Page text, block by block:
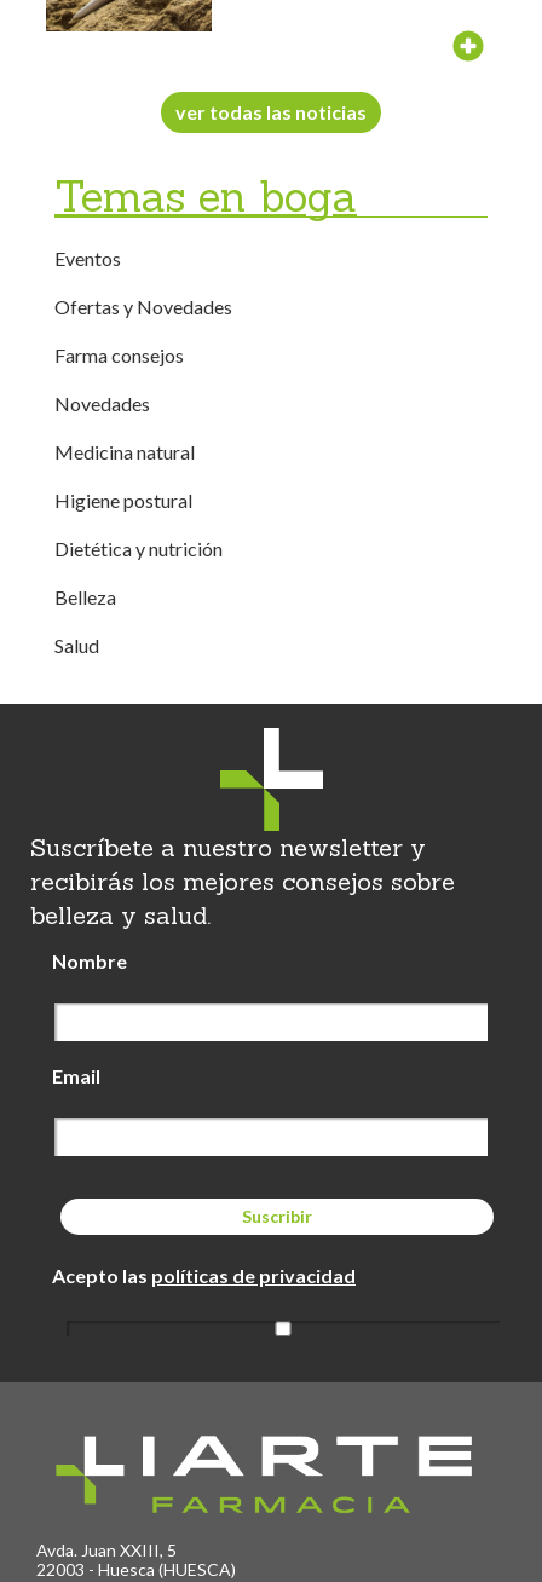
ver todas las noticias
Temas en boga
Eventos
Ofertas y Novedades
Farma consejos
Novedades
Medicina natural
Higiene postural
Dietética y nutrición
Belleza
Salud
Suscríbete a nuestro newsletter y
recibirás los mejores consejos sobre
belleza y salud.
Nombre
Email
Acepto las políticas de privacidad
Avda. Juan XXIII, 5
22003 - Huesca (HUESCA)